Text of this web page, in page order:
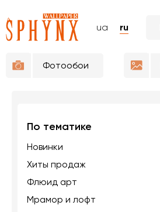
ua ru
Фотообои
По тематике
Новинки
Хиты продаж
Флюид арт
Мрамор и лофт